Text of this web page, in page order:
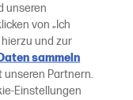
unseren
von „Ich
und zur
sammeln
unseren Partnern.
Einstellungen